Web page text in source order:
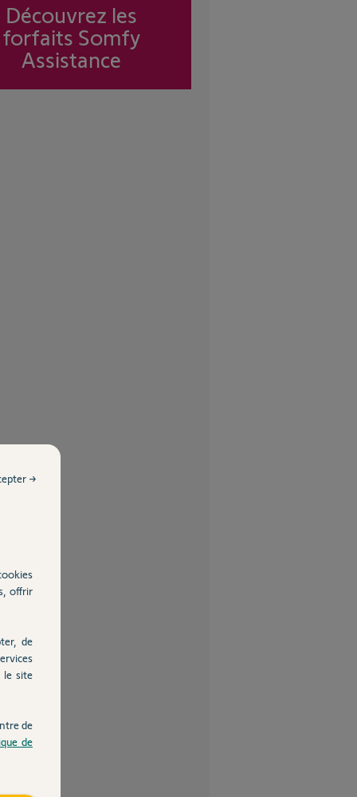
Découvrez les
forfaits Somfy
Assistance
offrir
de
le site
de
de
→